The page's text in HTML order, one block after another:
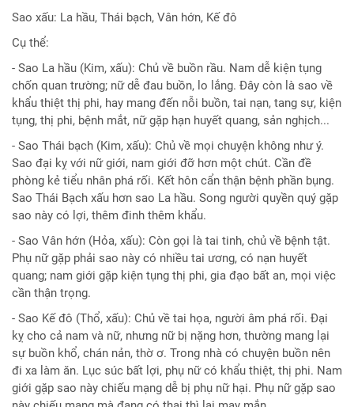
Sao xấu: La hầu, Thái bạch, Vân hớn, Kế đô
Cụ thể:
- Sao La hầu (Kim, xấu): Chủ về buồn rầu. Nam dễ kiện tụng
chốn quan trường; nữ dễ đau buồn, lo lắng. Đây còn là sao về
khẩu thiệt thị phi, hay mang đến nỗi buồn, tai nạn, tang sự, kiện
tụng, thị phi, bệnh mắt, nữ gặp hạn huyết quang, sản nghịch...
- Sao Thái bạch (Kim, xấu): Chủ về mọi chuyện không như ý.
Sao đại kỵ với nữ giới, nam giới đỡ hơn một chút. Cần đề
phòng kẻ tiểu nhân phá rối. Kết hôn cẩn thận bệnh phần bụng.
Sao Thái Bạch xấu hơn sao La hầu. Song người quyền quý gặp
sao này có lợi, thêm đinh thêm khẩu.
- Sao Vân hớn (Hỏa, xấu): Còn gọi là tai tinh, chủ về bệnh tật.
Phụ nữ gặp phải sao này có nhiều tai ương, có nạn huyết
quang; nam giới gặp kiện tụng thị phi, gia đạo bất an, mọi việc
cần thận trọng.
- Sao Kế đô (Thổ, xấu): Chủ về tai họa, người âm phá rối. Đại
kỵ cho cả nam và nữ, nhưng nữ bị nặng hơn, thường mang lại
sự buồn khổ, chán nản, thờ ơ. Trong nhà có chuyện buồn nên
đi xa làm ăn. Lục súc bất lợi, phụ nữ có khẩu thiệt, thị phi. Nam
giới gặp sao này chiếu mạng dễ bị phụ nữ hại. Phụ nữ gặp sao